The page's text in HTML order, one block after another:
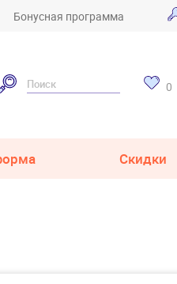
Бонусная программа
0
Скидки